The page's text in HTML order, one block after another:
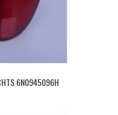
6N0945096H